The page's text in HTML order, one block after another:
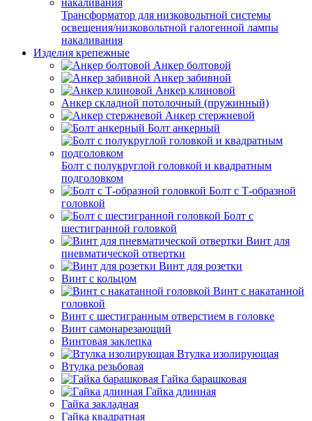
Трансформатор для низковольтной системы
освещения/низковольтной галогенной лампы
накаливания
Изделия крепежные
Анкер болтовой
Анкер забивной
Анкер клиновой
Анкер складной потолочный (пружинный)
Анкер стержневой
Болт анкерный
Болт с полукруглой головкой и квадратным
подголовком
Болт с Т-образной
головкой
Болт с
шестигранной головкой
Винт для
пневматической отвертки
Винт для розетки
Винт с кольцом
Винт с накатанной
головкой
Винт с шестигранным отверстием в головке
Винт самонарезающий
Винтовая заклепка
Втулка изолирующая
Втулка резьбовая
Гайка барашковая
Гайка длинная
Гайка закладная
Гайка квадратная